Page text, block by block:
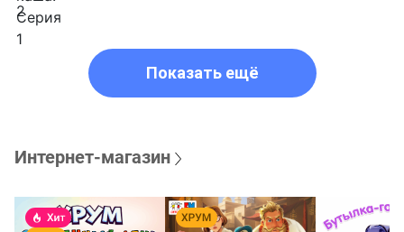
Показать ещё
Интернет-магазин